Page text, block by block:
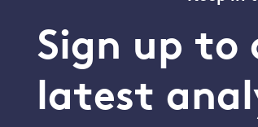
Sign up to
latest